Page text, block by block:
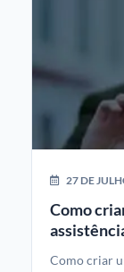
27 DE
Como
Como criar